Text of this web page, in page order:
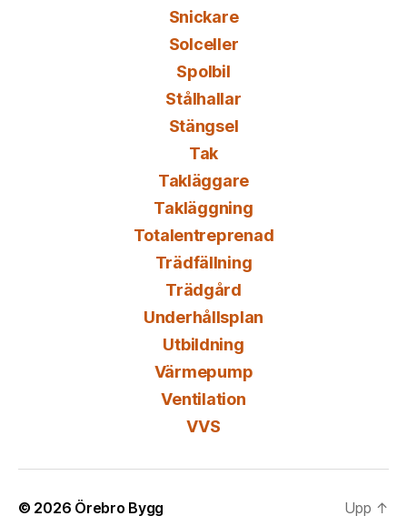
Snickare
Solceller
Spolbil
Stålhallar
Stängsel
Tak
Takläggare
Takläggning
Totalentreprenad
Trädfällning
Trädgård
Underhållsplan
Utbildning
Värmepump
Ventilation
VVS
© 2026 Örebro Bygg Upp ↑